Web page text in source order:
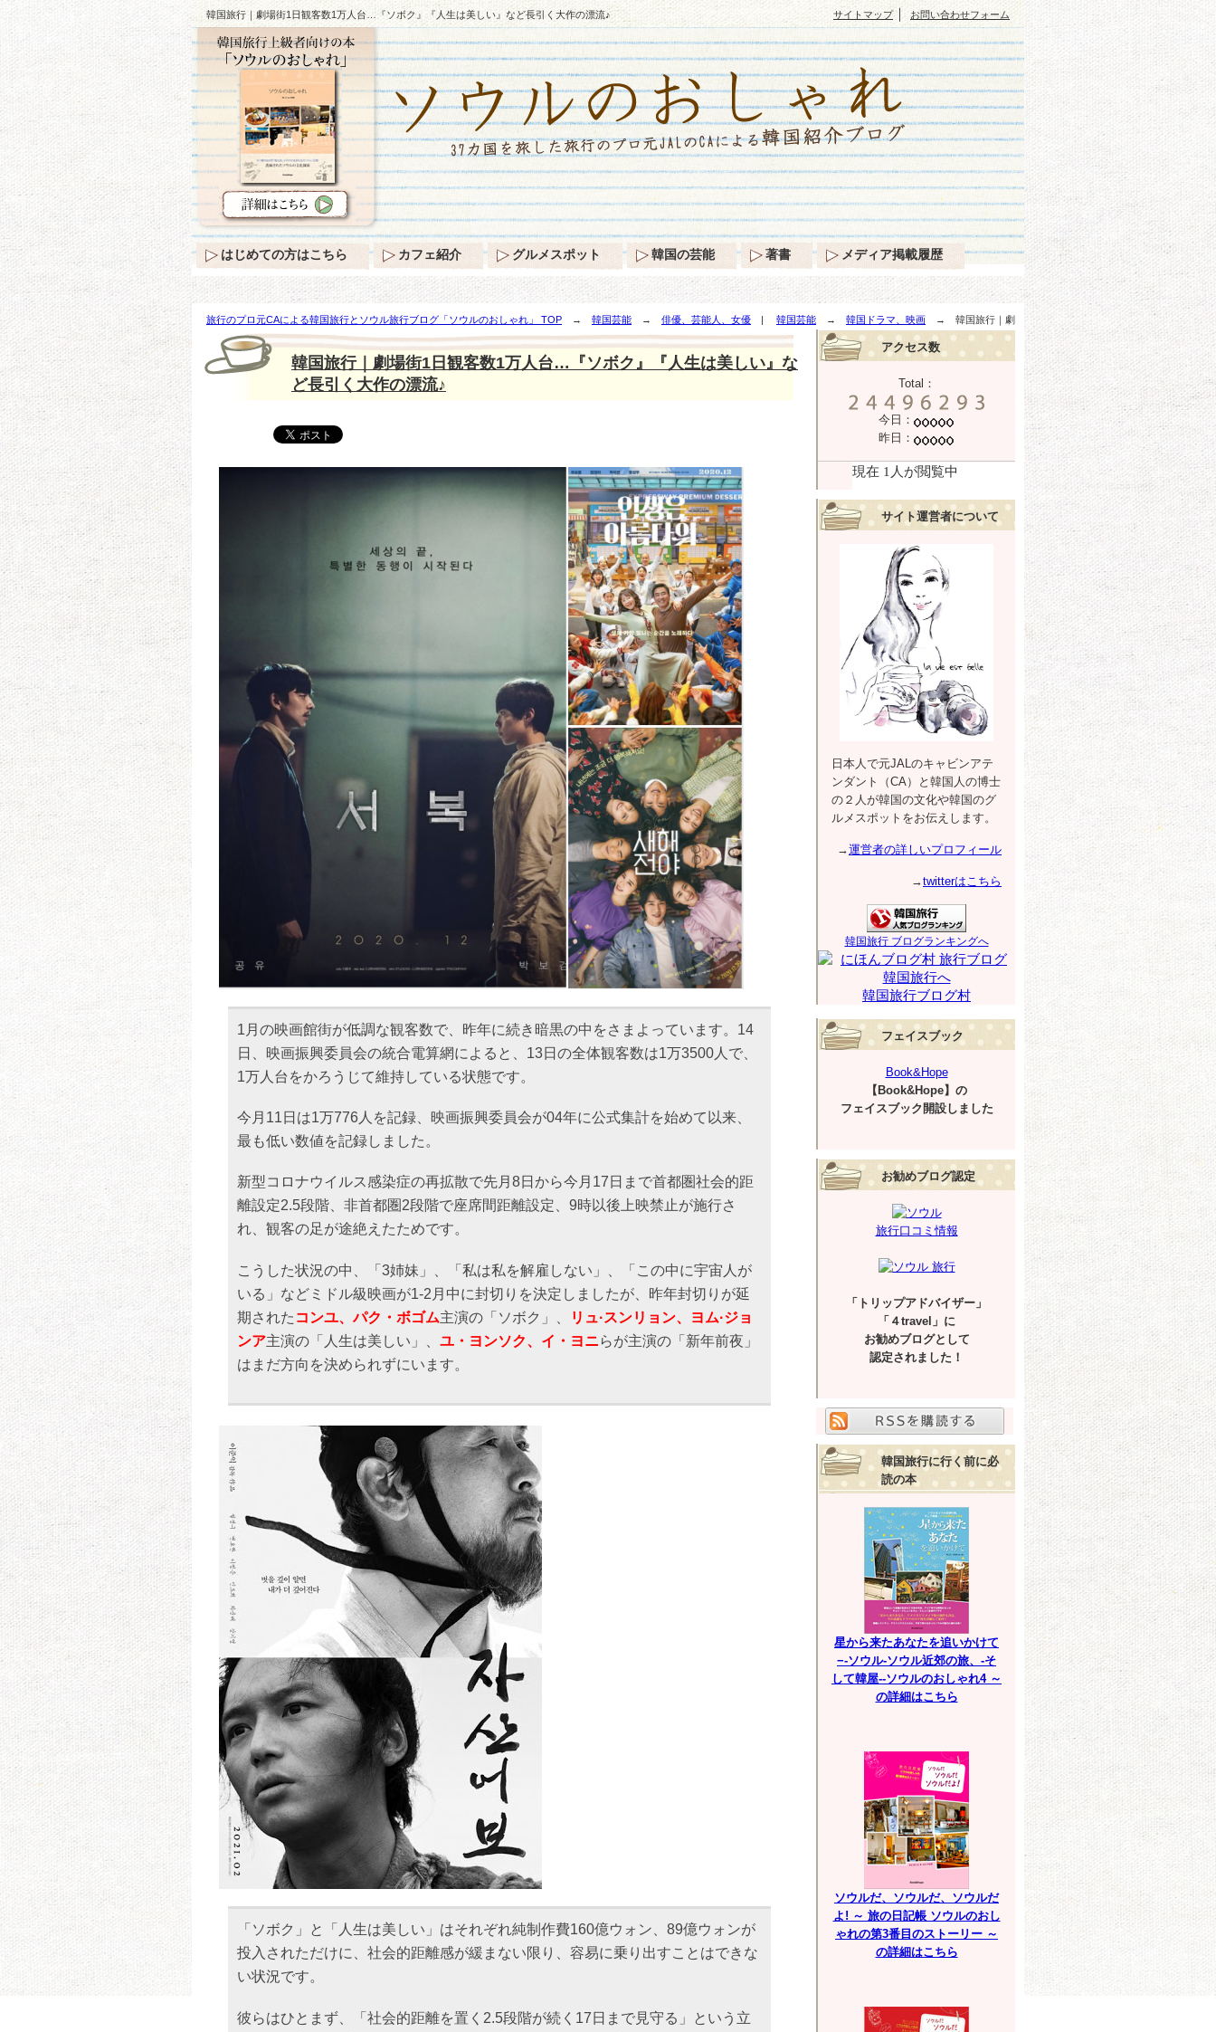
韓国旅行｜劇場街1日観客数1万人台…『ソボク』『人生は美しい』など長引く大作の漂流♪
旅行のプロ元CAによる韓国旅行とソウル旅行ブログ「ソウルのおしゃれ」 TOP → 韓国芸能 → 俳優、芸能人、女優 | 韓国芸能 → 韓国ドラマ、映画 → 韓国旅行｜劇
場街1日観客数1万人台…『ソボク』『人生は美しい』など長引く大作の漂流♪
韓国旅行｜劇場街1日観客数1万人台…『ソボク』『人生は美しい』な
ど長引く大作の漂流♪
1月の映画館街が低調な観客数で、昨年に続き暗黒の中をさまよっています。14
日、映画振興委員会の統合電算網によると、13日の全体観客数は1万3500人で、
1万人台をかろうじて維持している状態です。
今月11日は1万776人を記録、映画振興委員会が04年に公式集計を始めて以来、
最も低い数値を記録しました。
新型コロナウイルス感染症の再拡散で先月8日から今月17日まで首都圏社会的距
離設定2.5段階、非首都圏2段階で座席間距離設定、9時以後上映禁止が施行さ
れ、観客の足が途絶えたためです。
こうした状況の中、「3姉妹」、「私は私を解雇しない」、「この中に宇宙人が
いる」などミドル級映画が1-2月中に封切りを決定しましたが、昨年封切りが延
期された コンユ、パク・ボゴム主演の「ソボク」、
リュ·スンリョン、ヨム·ジョ
ンア主演の「人生は美しい」、 ユ・ヨンソク、イ・ヨニらが主演の「新年前夜」
はまだ方向を決められずにいます。
「ソボク」と「人生は美しい」はそれぞれ純制作費160億ウォン、89億ウォンが
投入されただけに、社会的距離感が緩まない限り、容易に乗り出すことはできな
い状況です。
彼らはひとまず、「社会的距離を置く2.5段階が続く17日まで見守る」という立
アクセス数
Total：
今日：
昨日：
サイト運営者について
日本人で元JALのキャビンアテ
ンダント（CA）と韓国人の博士
の２人が韓国の文化や韓国のグ
ルメスポットをお伝えします。
→運営者の詳しいプロフィール
→twitterはこちら
韓国旅行 ブログランキングへ
韓国旅行ブログ村
フェイスブック
Book&Hope
【Book&Hope】の
フェイスブック開設しました
お勧めブログ認定
旅行口コミ情報
「トリップアドバイザー」
「４travel」に
お勧めブログとして
認定されました！
韓国旅行に行く前に必
読の本
星から来たあなたを追いかけて
−-ソウル-ソウル近郊の旅、-そ
して韓屋--ソウルのおしゃれ4 ～
の詳細はこちら
ソウルだ、ソウルだ、ソウルだ
よ! ～ 旅の日記帳 ソウルのおし
ゃれの第3番目のストーリー ～
の詳細はこちら
サイトマップ｜ お問い合わせフォーム
はじめての方はこちら カフェ紹介 グルメスポット 韓国の芸能 著書 メディア掲載履歴